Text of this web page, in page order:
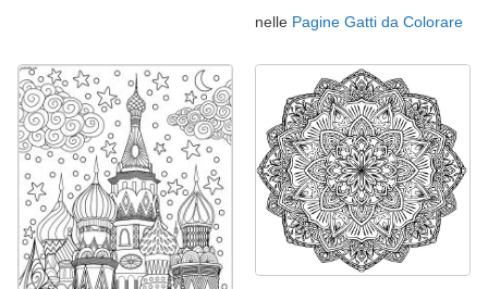
nelle Pagine Gatti da Colorare